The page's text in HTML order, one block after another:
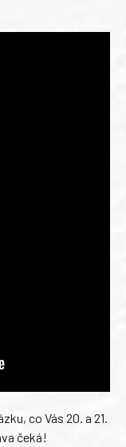
co Vás 20. a 21.
čeká!